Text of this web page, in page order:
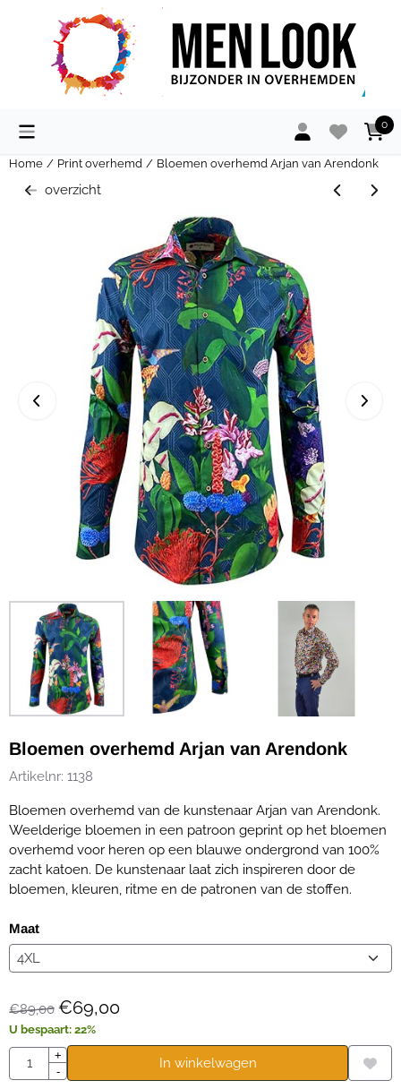
Cookievoorkeuren zijn momenteel gesloten.
0
Home / Print overhemd / Bloemen overhemd Arjan van Arendonk
overzicht
Bloemen overhemd Arjan van Arendonk
Artikelnr: 1138
Bloemen overhemd van de kunstenaar Arjan van Arendonk.
Weelderige bloemen in een patroon geprint op het bloemen
overhemd voor heren op een blauwe ondergrond van 100%
zacht katoen. De kunstenaar laat zich inspireren door de
bloemen, kleuren, ritme en de patronen van de stoffen.
Maat
€89,00 €69,00
U bespaart: 22%
Aantal
+
-
In winkelwagen